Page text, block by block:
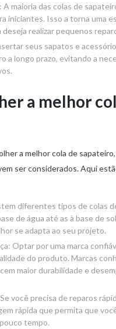
A maioria das colas de
iniciantes. Isso a torna uma
realizar pequenos
seus sapatos e
a longo prazo, evitando a
a melhor
a melhor cola de
ser considerados. Aqui
diferentes tipos de colas
de água até as à base de
se adapta ao seu projeto.
Optar por uma marca
do produto. Marcas
maior durabilidade e
você precisa de reparos
rápida que permita que
tempo.